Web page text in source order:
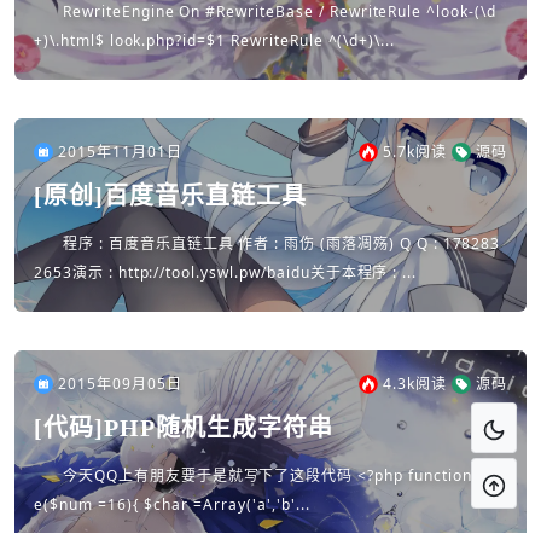
RewriteEngine On #RewriteBase / RewriteRule ^look-(\d
+)\.html$ look.php?id=$1 RewriteRule ^(\d+)\...
2015年11月01日 5.7k阅读 源码
[原创]百度音乐直链工具
程序 : 百度音乐直链工具 作者 : 雨伤 (雨落凋殇) Q Q : 178283
2653演示 : http://tool.yswl.pw/baidu关于本程序 : ...
2015年09月05日 4.3k阅读 源码
[代码]PHP随机生成字符串
今天QQ上有朋友要于是就写下了这段代码 <?php function cod
e($num =16){ $char =Array('a','b'...